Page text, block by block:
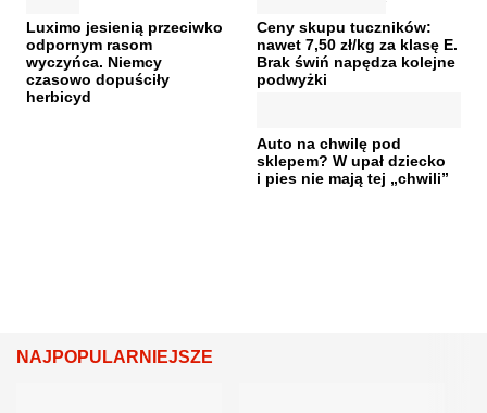
Luximo jesienią przeciwko
odpornym rasom
wyczyńca. Niemcy
czasowo dopuściły
herbicyd
Ceny skupu tuczników:
nawet 7,50 zł/kg za klasę E.
Brak świń napędza kolejne
podwyżki
Auto na chwilę pod
sklepem? W upał dziecko
i pies nie mają tej „chwili”
NAJPOPULARNIEJSZE